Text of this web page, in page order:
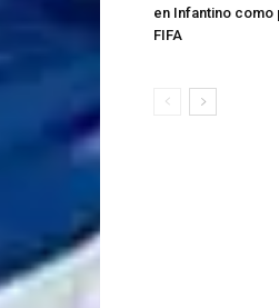
en Infantino
FIFA